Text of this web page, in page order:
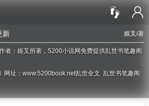
姬叉/著
新
者：姬叉所著，5200小说网免费提供乱世书笔趣阁
网址：www.5200book.net乱世全文 乱世书笔趣阁